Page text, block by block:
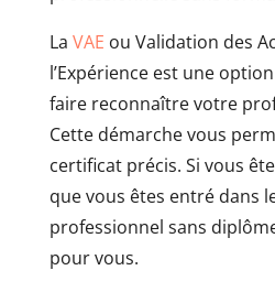
La VAE ou Validation des
l’Expérience est une
faire reconnaître votre
Cette démarche vous
certificat précis. Si vous
que vous êtes entré dans
professionnel sans
pour vous.